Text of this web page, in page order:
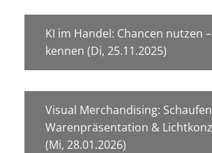
KI im Handel: Chancen nutzen
kennen (Di, 25.11.2025)
Visual Merchandising:
Warenpräsentation &
(Mi, 28.01.2026)